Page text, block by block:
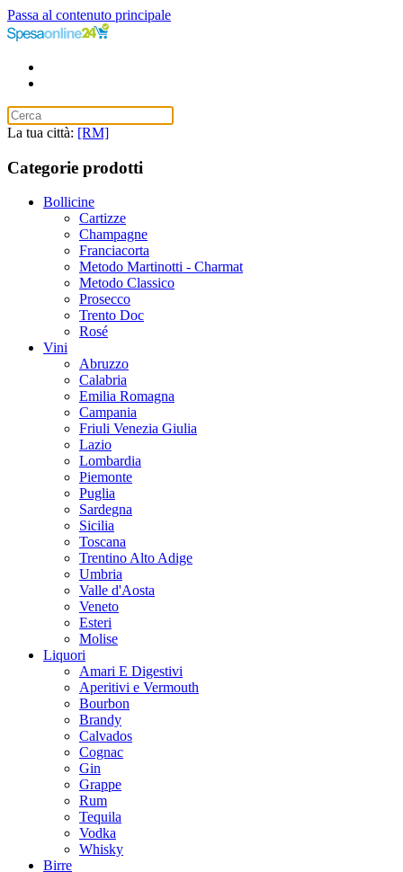
Passa al contenuto principale
La tua città: [RM]
Categorie prodotti
Bollicine
Cartizze
Champagne
Franciacorta
Metodo Martinotti - Charmat
Metodo Classico
Prosecco
Trento Doc
Rosé
Vini
Abruzzo
Calabria
Emilia Romagna
Campania
Friuli Venezia Giulia
Lazio
Lombardia
Piemonte
Puglia
Sardegna
Sicilia
Toscana
Trentino Alto Adige
Umbria
Valle d'Aosta
Veneto
Esteri
Molise
Liquori
Amari E Digestivi
Aperitivi e Vermouth
Bourbon
Brandy
Calvados
Cognac
Gin
Grappe
Rum
Tequila
Vodka
Whisky
Birre